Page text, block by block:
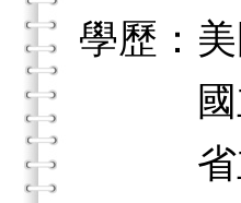
學歷：
國立
省立